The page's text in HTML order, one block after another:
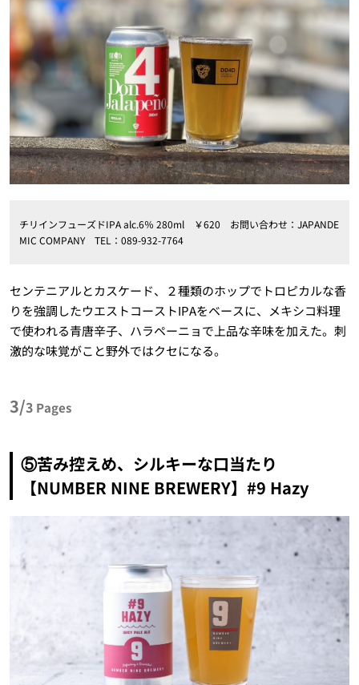
チリインフューズドIPA alc.6％ 280ml ￥620 お問い合わせ：JAPANDE
MIC COMPANY TEL：089-932-7764
センテニアルとカスケード、２種類のホップでトロピカルな香
りを強調したウエストコーストIPAをベースに、メキシコ料理
で使われる青唐辛子、ハラペーニョで上品な辛味を加えた。刺
激的な味覚がこと野外ではクセになる。
3/3 Pages
⑤苦み控えめ、シルキーな口当たり
【NUMBER NINE BREWERY】#9 Hazy